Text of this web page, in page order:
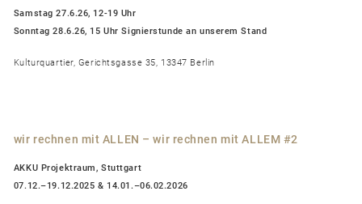
Samstag 27.6.26, 12-19 Uhr
Sonntag 28.6.26, 15 Uhr Signierstunde an unserem Stand
Kulturquartier, Gerichtsgasse 35, 13347 Berlin
wir rechnen mit ALLEN – wir rechnen mit ALLEM #2
AKKU Projektraum, Stuttgart
07.12.–19.12.2025 & 14.01.–06.02.2026